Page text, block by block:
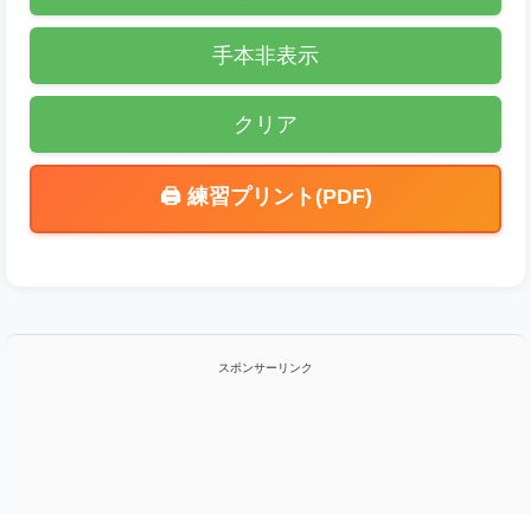
手本非表示
クリア
🖨️ 練習プリント(PDF)
スポンサーリンク